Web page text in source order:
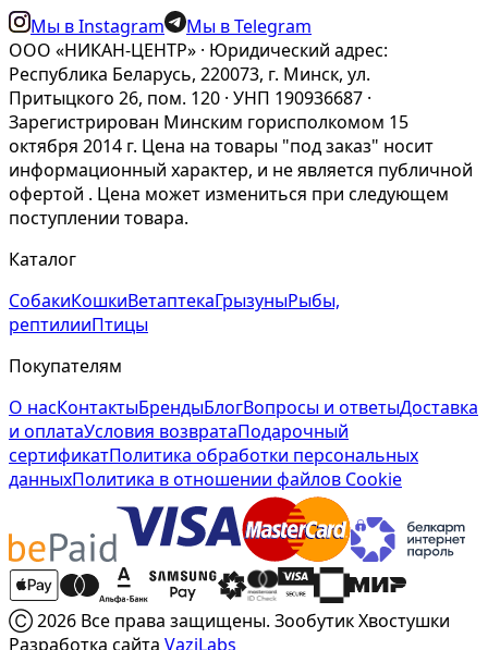
Мы в Instagram
Мы в Telegram
ООО «НИКАН-ЦЕНТР» · Юридический адрес:
Республика Беларусь, 220073, г. Минск, ул.
Притыцкого 26, пом. 120 · УНП 190936687 ·
Зарегистрирован Минским горисполкомом 15
октября 2014 г. Цена на товары "под заказ" носит
информационный характер, и не является публичной
офертой . Цена может измениться при следующем
поступлении товара.
Каталог
СобакиКошкиВетаптекаГрызуныРыбы,
рептилииПтицы
Покупателям
О насКонтактыБрендыБлогВопросы и ответыДоставка
и оплатаУсловия возвратаПодарочный
сертификатПолитика обработки персональных
данныхПолитика в отношении файлов Cookie
Ⓒ 2026 Все права защищены. Зообутик Хвостушки
Разработка сайта VaziLabs